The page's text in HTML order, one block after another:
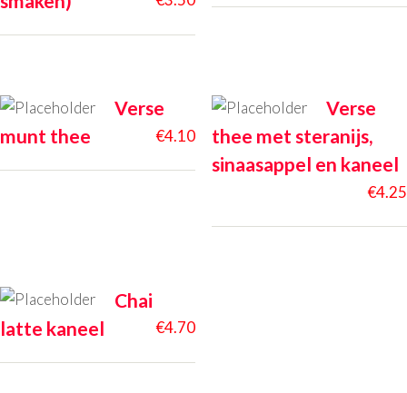
Verse
munt thee
€4.10
Verse
thee met steranijs,
sinaasappel en kaneel
€4.25
Chai
latte kaneel
€4.70